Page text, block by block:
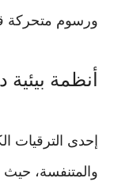
ورسوم متحركة
أنظمة بيئية
إحدى الترقيات
والمتنفسة،